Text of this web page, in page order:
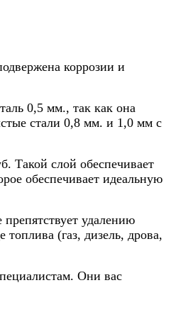
коррозии и
0,5 мм., так как она
стали 0,8 мм. и 1,0 мм с
Такой слой обеспечивает
обеспечивает идеальную
удалению
(газ, дизель, дрова,
Они вас